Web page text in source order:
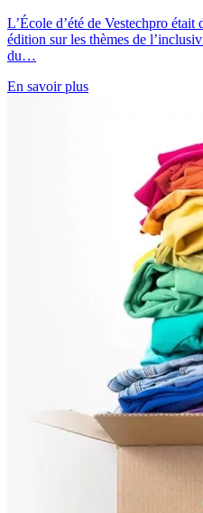
L’École d’été de Vestechpro
édition sur les thèmes de
du…
En savoir plus